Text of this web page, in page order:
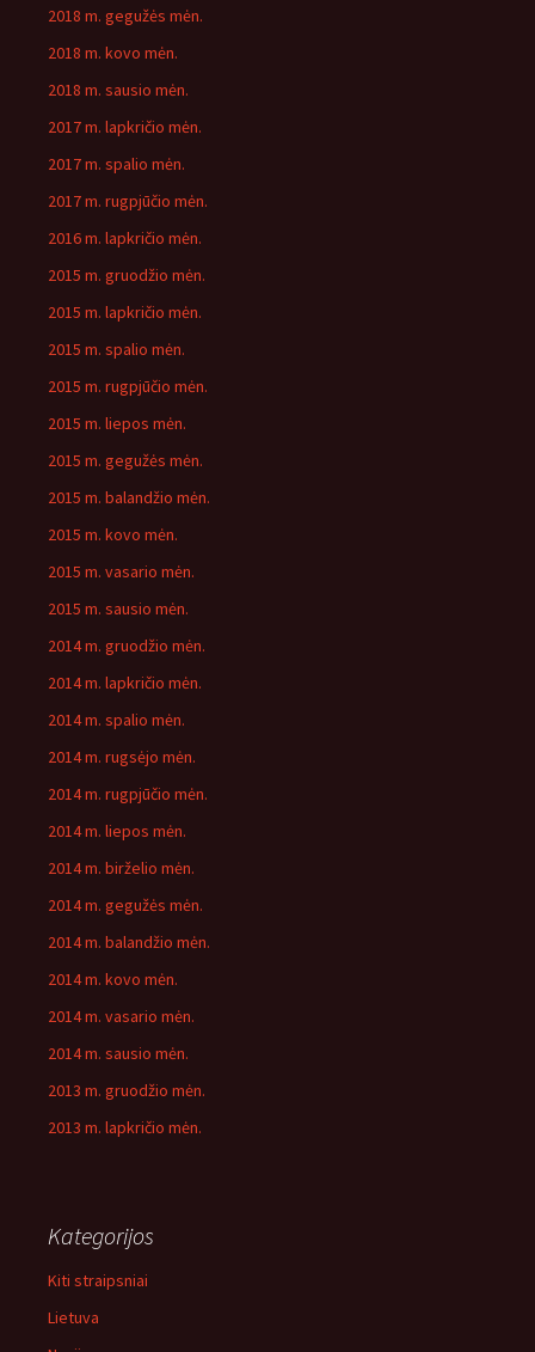
2018 m. gegužės mėn.
2018 m. kovo mėn.
2018 m. sausio mėn.
2017 m. lapkričio mėn.
2017 m. spalio mėn.
2017 m. rugpjūčio mėn.
2016 m. lapkričio mėn.
2015 m. gruodžio mėn.
2015 m. lapkričio mėn.
2015 m. spalio mėn.
2015 m. rugpjūčio mėn.
2015 m. liepos mėn.
2015 m. gegužės mėn.
2015 m. balandžio mėn.
2015 m. kovo mėn.
2015 m. vasario mėn.
2015 m. sausio mėn.
2014 m. gruodžio mėn.
2014 m. lapkričio mėn.
2014 m. spalio mėn.
2014 m. rugsėjo mėn.
2014 m. rugpjūčio mėn.
2014 m. liepos mėn.
2014 m. birželio mėn.
2014 m. gegužės mėn.
2014 m. balandžio mėn.
2014 m. kovo mėn.
2014 m. vasario mėn.
2014 m. sausio mėn.
2013 m. gruodžio mėn.
2013 m. lapkričio mėn.
Kategorijos
Kiti straipsniai
Lietuva